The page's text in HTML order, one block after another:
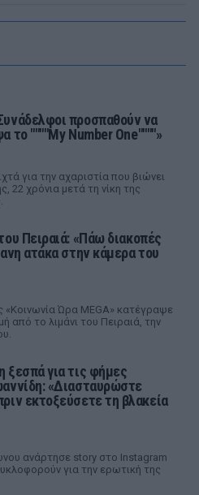
προσπαθούν να
το """"My Number One""""»
για την αχαριστία που βιώνει
22 χρόνια μετά τη νίκη της
Πειραιά: «Πάω διακοπές
ατάκα στην κάμερα του
Ώρα MEGA» κατέγραψε
από το λιμάνι του Πειραιά, την
ξεσπά για τις φήμες
«Διασταυρώστε
εκτοξεύσετε τη βλακεία
ανάρτησε story στο Instagram
για την ερωτική της